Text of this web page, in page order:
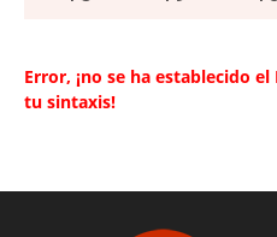
Error, ¡no se ha establecido
tu sintaxis!